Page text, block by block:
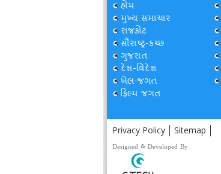
હોમ
મુખ્ય સમાચાર
રાજકોટ
સૌરાષ્ટ્ર-કચ્છ
ગુજરાત
દેશ-વિદેશ
ખેલ-જગત
ફિલ્મ જગત
Privacy Policy Sitemap
Designed & Developed By